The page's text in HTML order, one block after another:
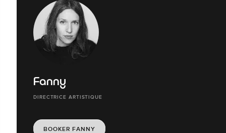
Fanny
DIRECTRICE ARTISTIQUE
BOOKER FANNY